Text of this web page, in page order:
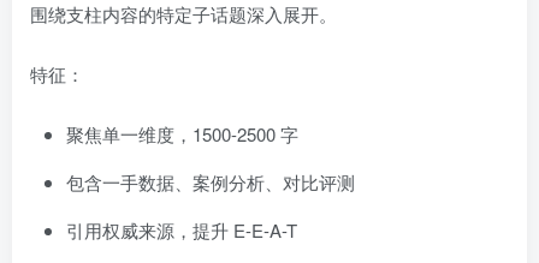
围绕支柱内容的特定子话题深入展开。
特征：
聚焦单一维度，1500-2500 字
包含一手数据、案例分析、对比评测
引用权威来源，提升 E-E-A-T